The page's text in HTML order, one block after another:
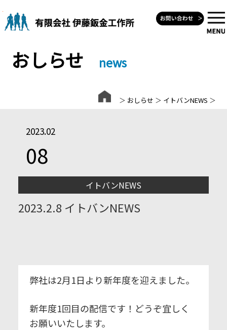
to
content
おしらせ news
＞ おしらせ ＞ イトバンNEWS ＞
2023.02
08
イトバンNEWS
2023.2.8 イトバンNEWS
弊社は2月1日より新年度を迎えました。
新年度1回目の配信です！どうぞ宜しく
お願いいたします。